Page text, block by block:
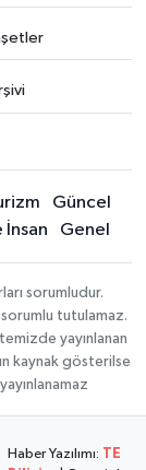
Güncel
İnsan Genel
sorumludur.
tutulamaz.
yayınlanan
kaynak gösterilse
Haber Yazılımı:
TE